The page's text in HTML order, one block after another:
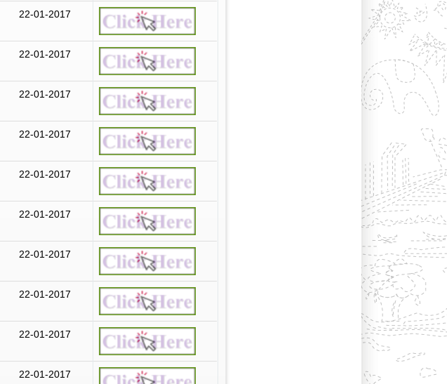
22-01-2017
22-01-2017
22-01-2017
22-01-2017
22-01-2017
22-01-2017
22-01-2017
22-01-2017
22-01-2017
22-01-2017